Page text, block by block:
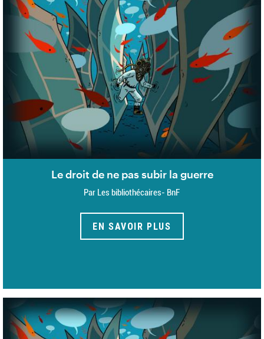
Le droit de ne pas subir la guerre
Par Les bibliothécaires- BnF
EN SAVOIR PLUS